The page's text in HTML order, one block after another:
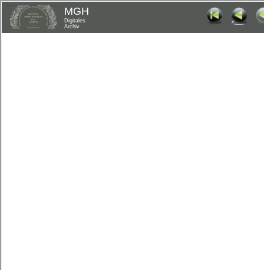
MGH
Digitales
Archiv